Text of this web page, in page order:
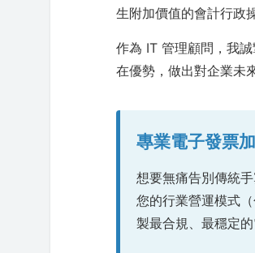
生附加價值的會計行政
作為 IT 管理顧問，我
在優勢，做出對企業未
專業電子發票
想要無痛告別傳統
您的行業營運模式
製最合規、最穩定